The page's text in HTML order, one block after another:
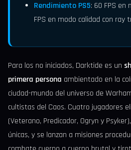
Rendimiento PS5: 60 FPS en
FPS en modo calidad con ray
Para los no iniciados, Darktide es un
primera persona ambientado en la
ciudad-mundo del universo de
cultistas del Caos. Cuatro jugadores
(Veterano, Predicador, Ogryn y
únicas, y se lanzan a misiones